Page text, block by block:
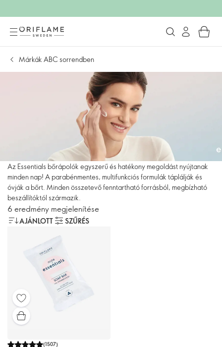
Márkák ABC sorrendben
Az Essentials bőrápolók egyszerű és hatékony megoldást nyújtanak
minden nap! A parabénmentes, multifunkciós formulák táplálják és
óvják a bőrt. Minden összetevő fenntartható forrásból, megbízható
beszállítóktól származik.
6 eredmény megjelenítése
AJÁNLOTT SZŰRÉS
(1507)